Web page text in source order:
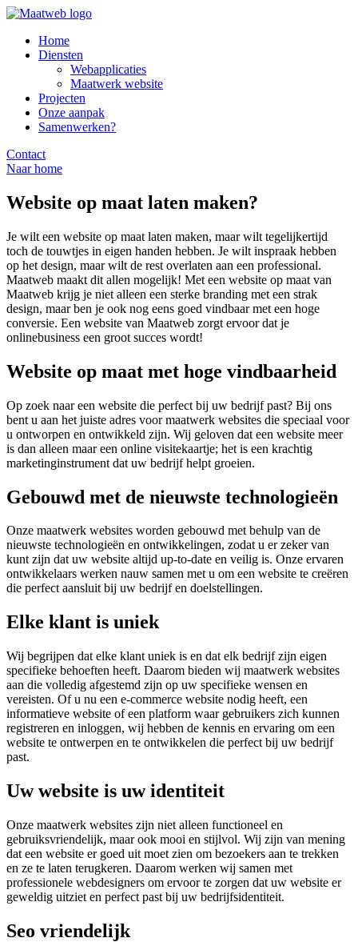
Home
Diensten
Webapplicaties
Maatwerk website
Projecten
Onze aanpak
Samenwerken?
Contact
Naar home
Website op maat laten maken?
Je wilt een website op maat laten maken, maar wilt tegelijkertijd
toch de touwtjes in eigen handen hebben. Je wilt inspraak hebben
op het design, maar wilt de rest overlaten aan een professional.
Maatweb maakt dit allen mogelijk! Met een website op maat van
Maatweb krijg je niet alleen een sterke branding met een strak
design, maar ben je ook nog eens goed vindbaar met een hoge
conversie. Een website van Maatweb zorgt ervoor dat je
onlinebusiness een groot succes wordt!
Website op maat met hoge vindbaarheid
Op zoek naar een website die perfect bij uw bedrijf past? Bij ons
bent u aan het juiste adres voor maatwerk websites die speciaal voor
u ontworpen en ontwikkeld zijn. Wij geloven dat een website meer
is dan alleen maar een online visitekaartje; het is een krachtig
marketinginstrument dat uw bedrijf helpt groeien.
Gebouwd met de nieuwste technologieën
Onze maatwerk websites worden gebouwd met behulp van de
nieuwste technologieën en ontwikkelingen, zodat u er zeker van
kunt zijn dat uw website altijd up-to-date en veilig is. Onze ervaren
ontwikkelaars werken nauw samen met u om een website te creëren
die perfect aansluit bij uw bedrijf en doelstellingen.
Elke klant is uniek
Wij begrijpen dat elke klant uniek is en dat elk bedrijf zijn eigen
specifieke behoeften heeft. Daarom bieden wij maatwerk websites
aan die volledig afgestemd zijn op uw specifieke wensen en
vereisten. Of u nu een e-commerce website nodig heeft, een
informatieve website of een platform waar gebruikers zich kunnen
registreren en inloggen, wij hebben de kennis en ervaring om een
website te ontwerpen en te ontwikkelen die perfect bij uw bedrijf
past.
Uw website is uw identiteit
Onze maatwerk websites zijn niet alleen functioneel en
gebruiksvriendelijk, maar ook mooi en stijlvol. Wij zijn van mening
dat een website er goed uit moet zien om bezoekers aan te trekken
en ze te laten terugkeren. Daarom werken wij samen met
professionele webdesigners om ervoor te zorgen dat uw website er
geweldig uitziet en perfect past bij uw bedrijfsidentiteit.
Seo vriendelijk